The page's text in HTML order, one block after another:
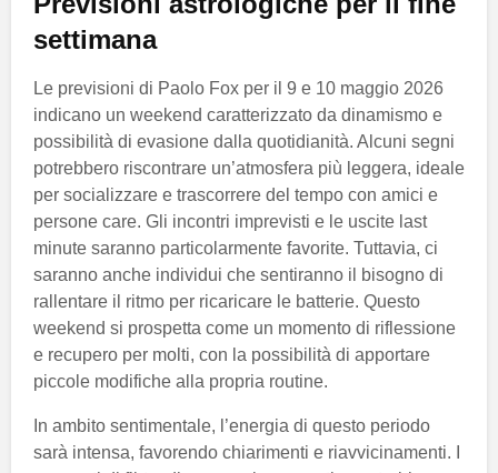
settimana
Le previsioni di Paolo Fox per il 9 e 10 maggio 2026
indicano un weekend caratterizzato da dinamismo e
possibilità di evasione dalla quotidianità. Alcuni segni
potrebbero riscontrare un’atmosfera più leggera, ideale
per socializzare e trascorrere del tempo con amici e
persone care. Gli incontri imprevisti e le uscite last
minute saranno particolarmente favorite. Tuttavia, ci
saranno anche individui che sentiranno il bisogno di
rallentare il ritmo per ricaricare le batterie. Questo
weekend si prospetta come un momento di riflessione
e recupero per molti, con la possibilità di apportare
piccole modifiche alla propria routine.
In ambito sentimentale, l’energia di questo periodo
sarà intensa, favorendo chiarimenti e riavvicinamenti. I